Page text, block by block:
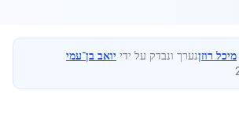
מיכל רוזןנערך ונבדק על ידי יואב בן־עמי